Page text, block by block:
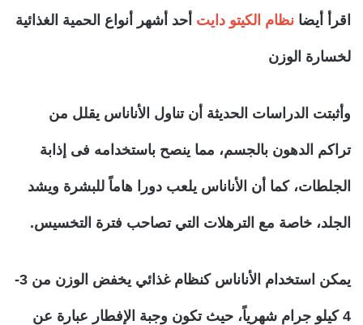
اقرأ أيضا نظام الكيتو دايت أحد أشهر أنواع الحمية الغذائية
لخسارة الوزن
وأثبتت الدراسات الحديثة أن تناول الأناناس يقلل من
تراكم الدهون بالجسم، مما ينصح باستخدامه فى إذابة
الجلطات، كما أن الأناناس يلعب دورا هاماً للبشرة ويشد
الجلد، خاصة مع الترهلات التي تصاحب فترة التخسيس.
يمكن استخدام الأناناس كنظام غذائي يخفض الوزن من 3-
4 كيلو جرام شهرياً، حيث تكون وجبة الإفطار عبارة عن